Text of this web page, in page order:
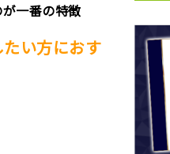
一番の特徴
い方におす